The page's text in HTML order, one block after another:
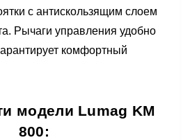
с антискользящим слоем
Рычаги управления удобно
комфортный
модели Lumag KM
800: